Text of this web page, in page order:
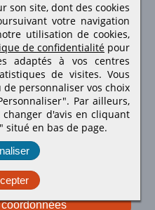
réseaux sociaux
© 1999 - 2026
son site, dont des cookies
votre navigation
utilisation de cookies,
de confidentialité pour
adaptés à vos centres
de visites.Vous
personnaliser vos choix
Par ailleurs,
d'avis en cliquant
situé en bas de page.